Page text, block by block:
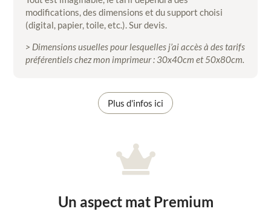
modifications, des dimensions et du support choisi
(digital, papier, toile, etc.). Sur devis.
> Dimensions usuelles pour lesquelles j’ai accès à des tarifs
préférentiels chez mon imprimeur : 30x40cm et 50x80cm.
Plus d'infos ici

Un aspect mat Premium